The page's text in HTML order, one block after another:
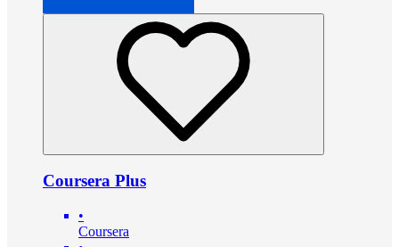
Coursera Plus
•
Coursera